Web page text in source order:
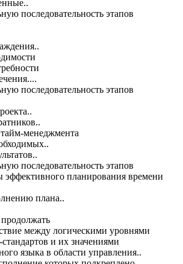
последовательность этапов
последовательность этапов
менеджмента
последовательность этапов
эффективного планирования времени
плана..
между логическими уровнями
и их значениями
языка в области управления..